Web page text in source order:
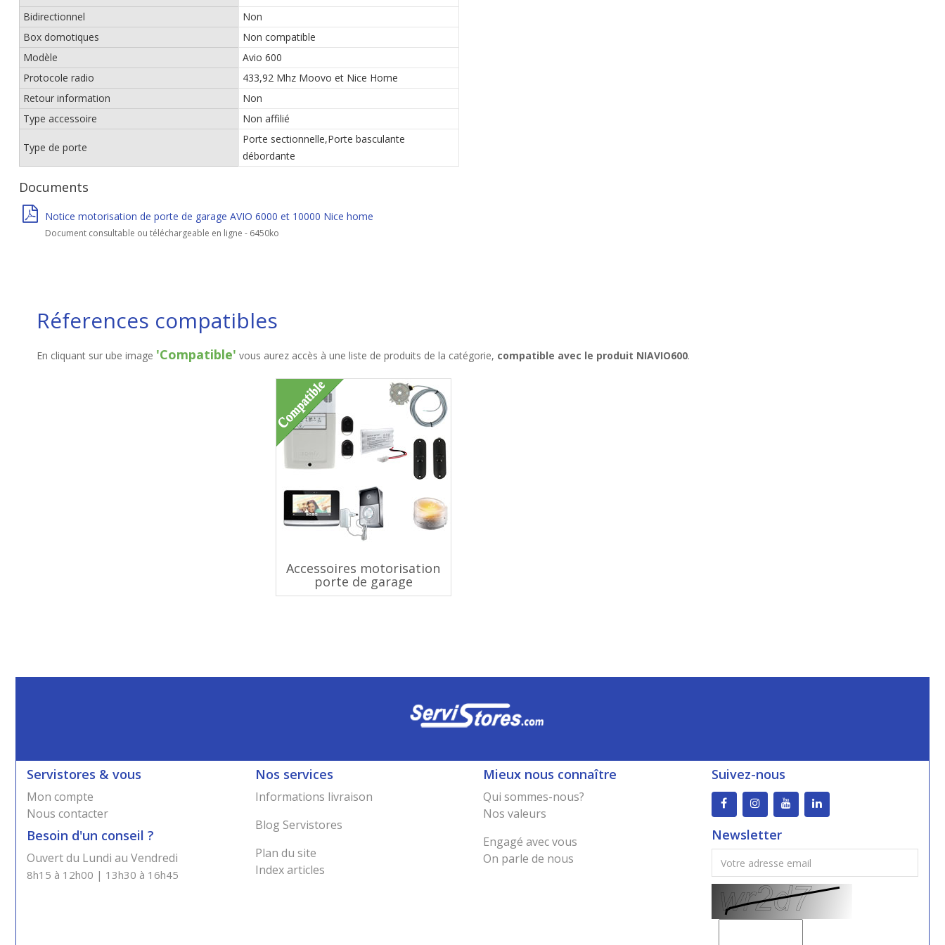
Bidirectionnel
Non
Box domotiques
Non compatible
Modèle
Avio 600
Protocole radio
433,92 Mhz Moovo et Nice Home
Retour information
Non
Type accessoire
Non affilié
Type de porte
Porte sectionnelle,Porte basculante
débordante
Documents
Notice motorisation de porte de garage AVIO 6000 et 10000 Nice home
Document consultable ou téléchargeable en ligne - 6450ko
Réferences compatibles
En cliquant sur ube image 'Compatible' vous aurez accès à une liste de produits de la catégorie, compatible avec le produit NIAVIO600.
Accessoires motorisation
porte de garage
Servistores & vous
Mon compte
Nous contacter
Besoin d'un conseil ?
Ouvert du Lundi au Vendredi
8h15 à 12h00 | 13h30 à 16h45
Nos services
Informations livraison
Blog Servistores
Plan du site
Index articles
Mieux nous connaître
Qui sommes-nous?
Nos valeurs
Engagé avec vous
On parle de nous
Suivez-nous
Newsletter